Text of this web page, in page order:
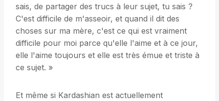
sais, de partager des trucs à leur sujet, tu sais ?
C'est difficile de m'asseoir, et quand il dit des
choses sur ma mère, c'est ce qui est vraiment
difficile pour moi parce qu'elle l'aime et à ce jour,
elle l'aime toujours et elle est très émue et triste à
ce sujet. »
Et même si Kardashian est actuellement